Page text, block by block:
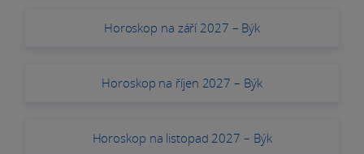
Horoskop na září 2027 – Býk
Horoskop na říjen 2027 – Býk
Horoskop na listopad 2027 – Býk